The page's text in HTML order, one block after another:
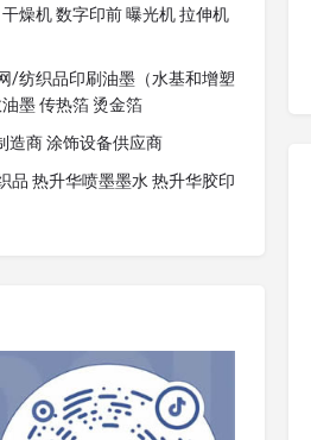
燥机 数字印前 曝光机 拉伸机
/纺织品印刷油墨（水基和增塑
墨 传热箔 烫金箔
造商 涂饰设备供应商
品 热升华喷墨墨水 热升华胶印